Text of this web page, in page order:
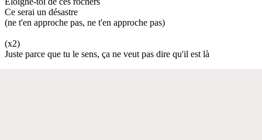
Ce serai un désastre
(ne t'en approche pas, ne t'en approche pas)
(x2)
Juste parce que tu le sens, ça ne veut pas dire qu'il est là